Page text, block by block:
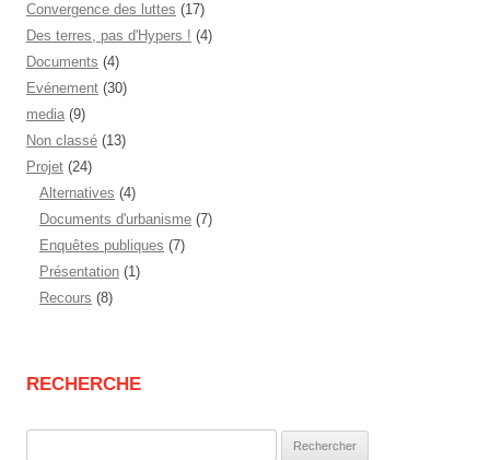
Convergence des luttes (17)
Des terres, pas d'Hypers ! (4)
Documents (4)
Evénement (30)
media (9)
Non classé (13)
Projet (24)
Alternatives (4)
Documents d'urbanisme (7)
Enquêtes publiques (7)
Présentation (1)
Recours (8)
RECHERCHE